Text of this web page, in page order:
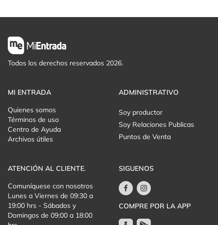
Todos los derechos reservados 2026.
MI ENTRADA
Quienes somos
Términos de uso
Centro de Ayuda
Archivos útiles
ADMINISTRATIVO
Soy productor
Soy Relaciones Publicas
Puntos de Venta
ATENCIÓN AL CLIENTE.
Comuníquese con nosotros
Lunes a Viernes de 09:30 a
19:00 hrs - Sábados y
Domingos de 09:00 a 18:00
SIGUENOS
COMPRE POR LA APP